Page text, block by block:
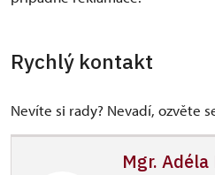
Rychlý kontakt
Nevíte si rady? Nevadí, ozvěte
Mgr.